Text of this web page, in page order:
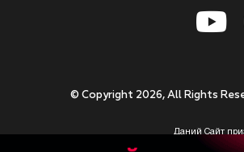
© Copyright 2026, All Rights
Даний Сайт
Приступаючи до використання